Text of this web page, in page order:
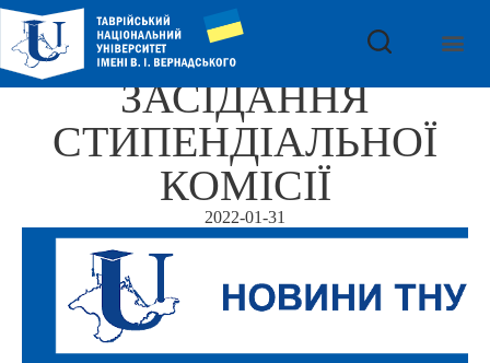
ЗАСІДАННЯ
СТИПЕНДІАЛЬНОЇ
КОМІСІЇ
2022-01-31